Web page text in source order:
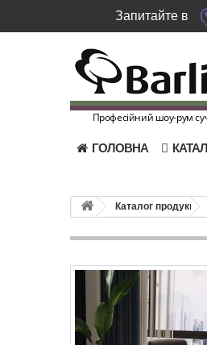
Запитайте в
Професійний шоу-рум
ГОЛОВНА
Каталог продукції